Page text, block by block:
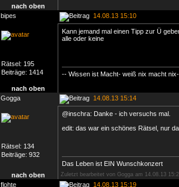
nach oben
bipes
14.08.13 15:10
Rätsel: 195
Beiträge: 1414
Kann jemand mal einen Tipp zur Ü
alle oder keine
-- Wissen ist Macht- weiß nix macht
nach oben
Gogga
14.08.13 15:14
Rätsel: 134
Beiträge: 932
@inschra: Danke - ich versuchs mal.
edit: das war ein schönes Rätsel, nur
Das Leben ist EIN Wunschkonzert
nach oben
Zuletzt bearbeitet von Gogga am 14.08.13
flohte 14.08.13 15:19